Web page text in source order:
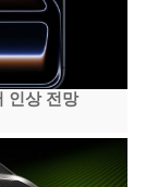
인상 전망